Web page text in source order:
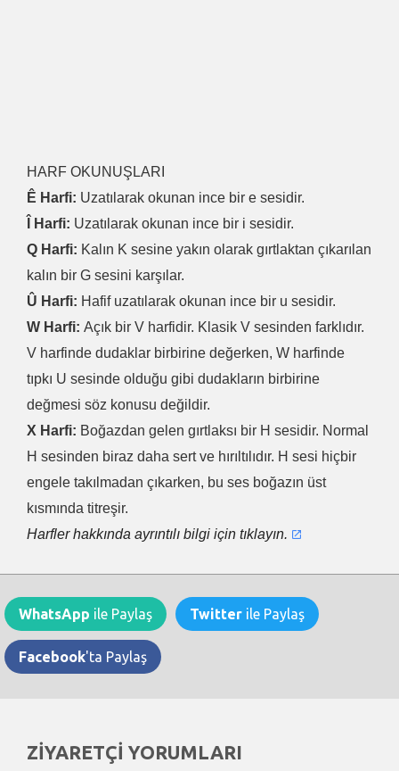
HARF OKUNUŞLARI
Ê Harfi: Uzatılarak okunan ince bir e sesidir.
Î Harfi: Uzatılarak okunan ince bir i sesidir.
Q Harfi: Kalın K sesine yakın olarak gırtlaktan çıkarılan
kalın bir G sesini karşılar.
Û Harfi: Hafif uzatılarak okunan ince bir u sesidir.
W Harfi: Açık bir V harfidir. Klasik V sesinden farklıdır.
V harfinde dudaklar birbirine değerken, W harfinde
tıpkı U sesinde olduğu gibi dudakların birbirine
değmesi söz konusu değildir.
X Harfi: Boğazdan gelen gırtlaksı bir H sesidir. Normal
H sesinden biraz daha sert ve hırıltılıdır. H sesi hiçbir
engele takılmadan çıkarken, bu ses boğazın üst
kısmında titreşir.
Harfler hakkında ayrıntılı bilgi için tıklayın.
WhatsApp ile Paylaş Twitter ile Paylaş
Facebook'ta Paylaş
ZİYARETÇİ YORUMLARI